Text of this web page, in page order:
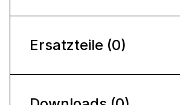
Ersatzteile (0)